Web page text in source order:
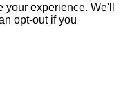
experience. We'll
opt-out if you